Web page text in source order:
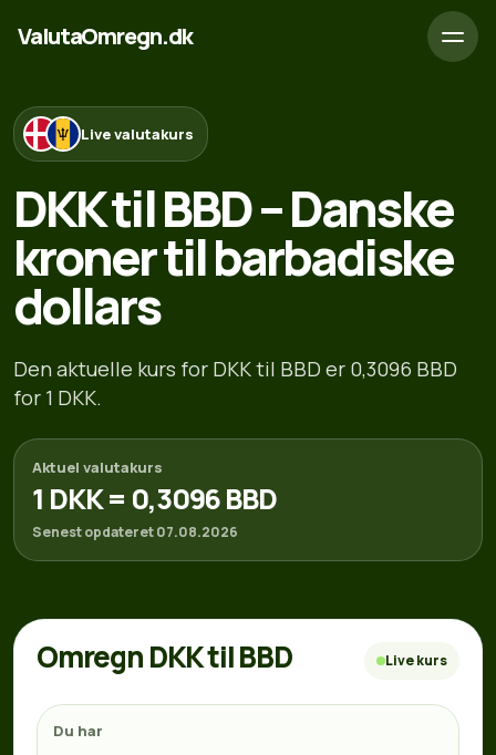
ValutaOmregn.dk
Live valutakurs
DKK til BBD – Danske
kroner til barbadiske
dollars
Den aktuelle kurs for DKK til BBD er 0,3096 BBD
for 1 DKK.
Aktuel valutakurs
1 DKK = 0,3096 BBD
Senest opdateret 07.08.2026
Omregn DKK til BBD Live kurs
Du har